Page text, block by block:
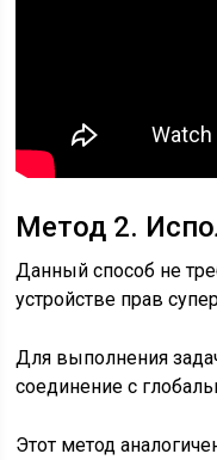
Метод 2.
Данный способ не
устройстве прав
Для выполнения
соединение с
Этот метод